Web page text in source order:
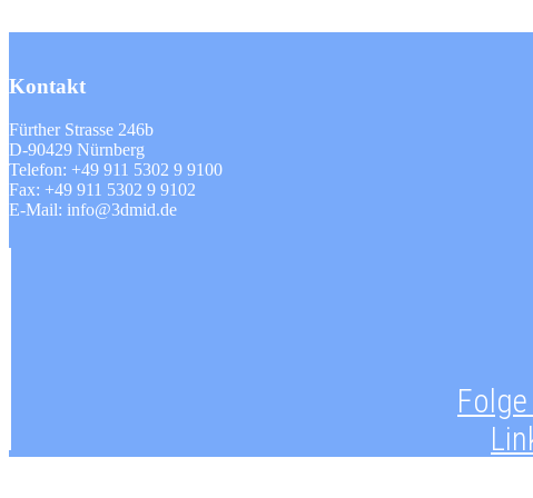
Kontakt
Fürther Strasse 246b
D-90429 Nürnberg
Telefon: +49 911 5302 9 9100
Fax: +49 911 5302 9 9102
E-Mail: info@3dmid.de